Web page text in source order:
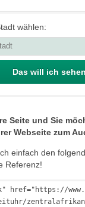
wählen:
Das will ich
Seite und Sie
Webseite zum
einfach den
Referenz!
href="https://